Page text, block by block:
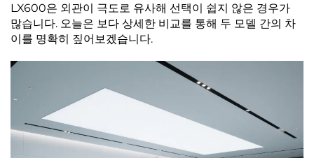
LX600은 외관이 극도로 유사해 선택이 쉽지 않은 경우가
많습니다. 오늘은 보다 상세한 비교를 통해 두 모델 간의 차
이를 명확히 짚어보겠습니다.